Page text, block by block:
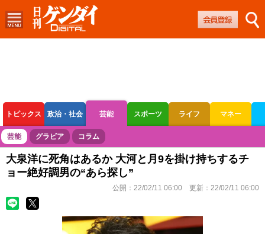
トピックス 政治・社会 芸能 スポーツ ライフ マネー
ボートレース 競輪 オートレース
芸能 グラビア コラム
大泉洋に死角はあるか 大河と月9を掛け持ちするチ
ョー絶好調男の“あら探し”
公開： 22/02/11 06:00 更新： 22/02/11 06:00